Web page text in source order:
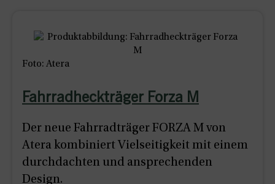
Foto: Atera
Fahrradheckträger Forza M
Der neue Fahrradträger FORZA M von
Atera kombiniert Vielseitigkeit mit einem
durchdachten und ansprechenden
Design.